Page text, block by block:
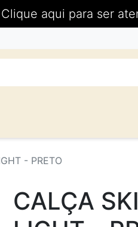
aqui para ser
- PRETO
CALÇA